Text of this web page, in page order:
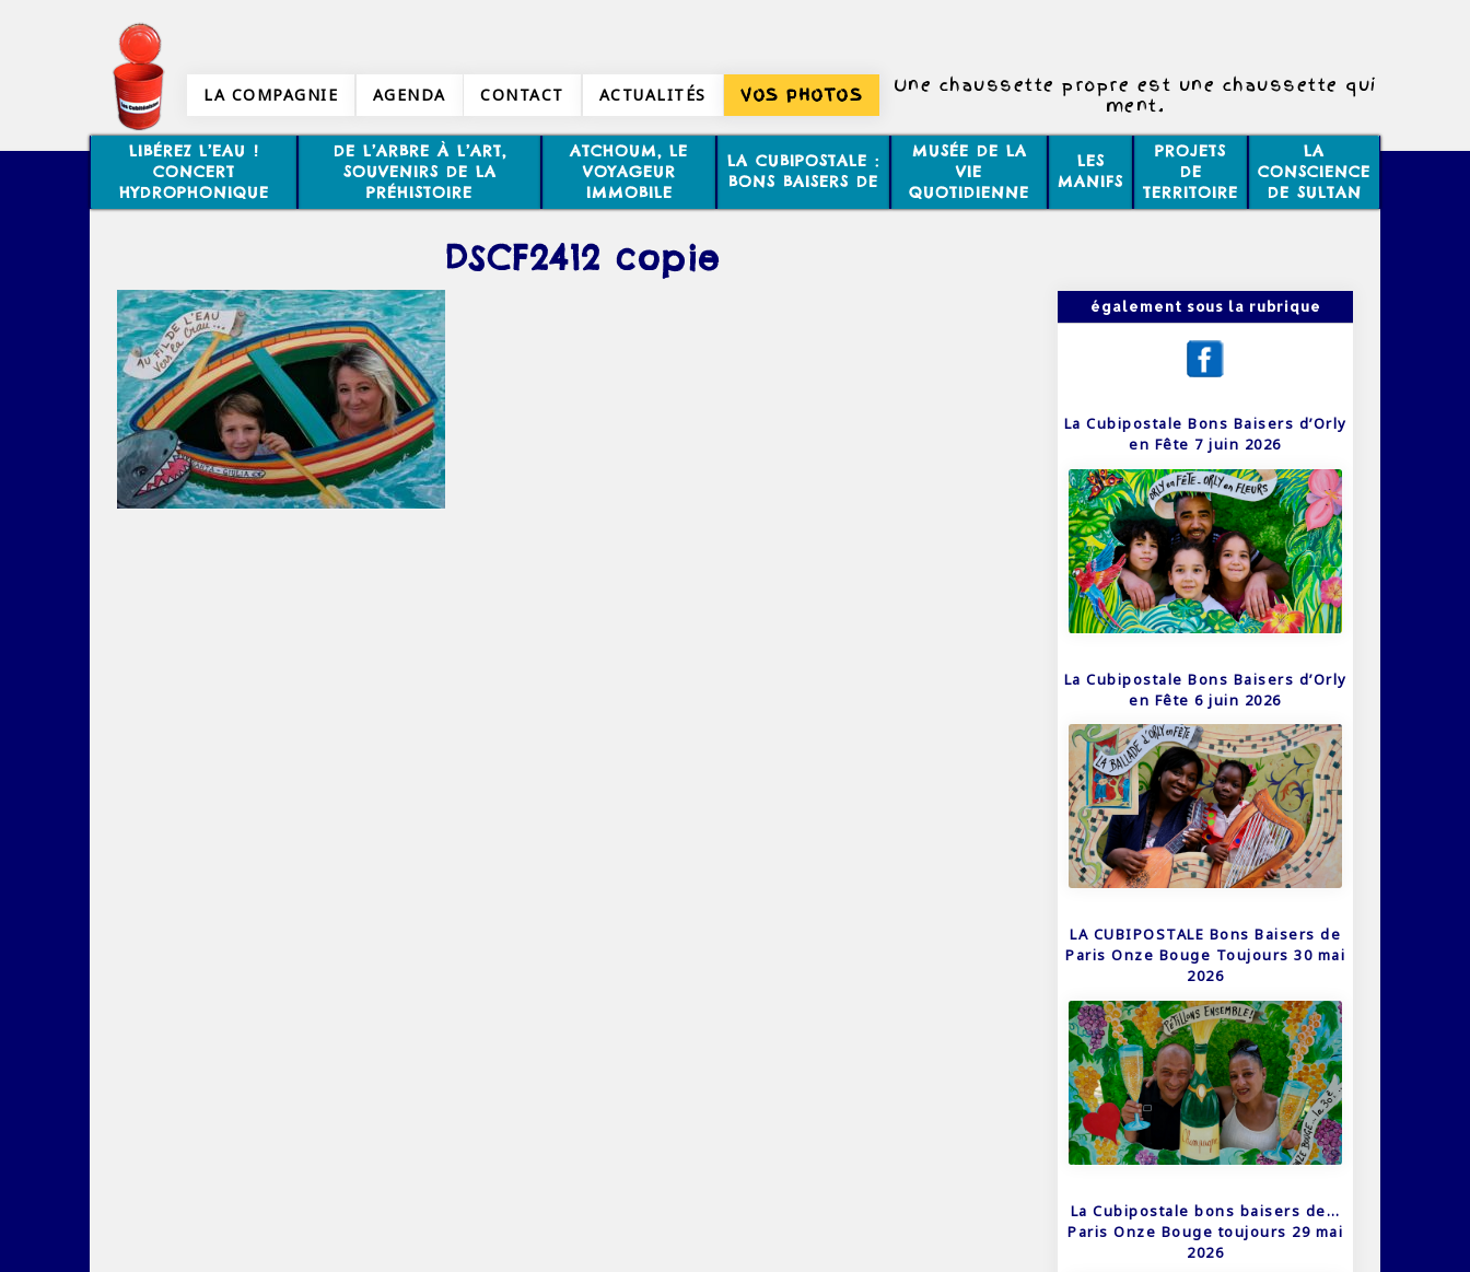
LA COMPAGNIE AGENDA CONTACT ACTUALITÉS VOS PHOTOS
Une chaussette propre est une chaussette qui
ment.
LIBÉREZ L’EAU !
CONCERT
HYDROPHONIQUE
DE L’ARBRE À L’ART,
SOUVENIRS DE LA
PRÉHISTOIRE
ATCHOUM, LE
VOYAGEUR
IMMOBILE
LA CUBIPOSTALE :
BONS BAISERS DE
MUSÉE DE LA
VIE
QUOTIDIENNE
LES
MANIFS
PROJETS
DE
TERRITOIRE
LA
CONSCIENCE
DE SULTAN
DSCF2412 copie
également sous la rubrique
La Cubipostale Bons Baisers d’Orly
en Fête 7 juin 2026
La Cubipostale Bons Baisers d’Orly
en Fête 6 juin 2026
LA CUBIPOSTALE Bons Baisers de
Paris Onze Bouge Toujours 30 mai
2026
La Cubipostale bons baisers de…
Paris Onze Bouge toujours 29 mai
2026